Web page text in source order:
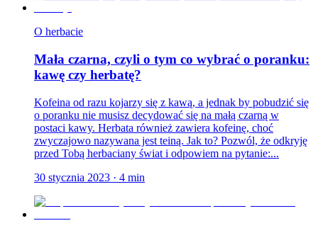
O herbacie
Mała czarna, czyli o tym co wybrać o poranku:
kawę czy herbatę?
Kofeina od razu kojarzy się z kawą, a jednak by pobudzić się
o poranku nie musisz decydować się na małą czarną w
postaci kawy. Herbata również zawiera kofeinę, choć
zwyczajowo nazywana jest teiną. Jak to? Pozwól, że odkryję
przed Tobą herbaciany świat i odpowiem na pytanie:...
30 stycznia 2023 · 4 min